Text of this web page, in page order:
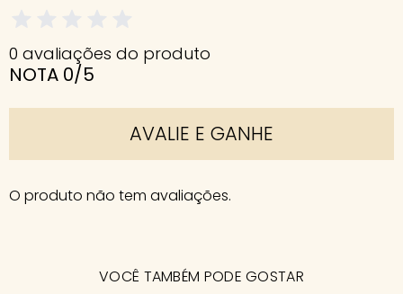
0 avaliações do produto
NOTA 0/5
AVALIE E GANHE
O produto não tem avaliações.
VOCÊ TAMBÉM PODE GOSTAR